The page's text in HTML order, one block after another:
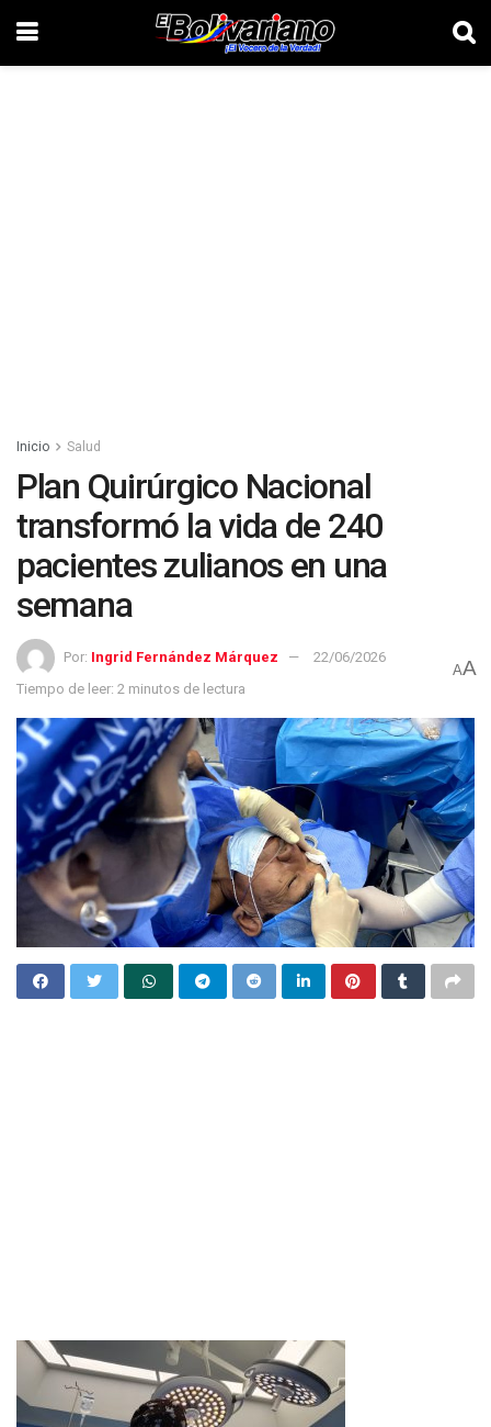
Inicio Salud
Plan Quirúrgico Nacional
transformó la vida de 240
pacientes zulianos en una
semana
Por: Ingrid Fernández Márquez
22/06/2026
Tiempo de leer: 2 minutos de lectura
AA